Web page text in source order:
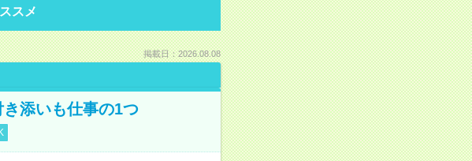
スメ
掲載日：2026.08.08
き添いも仕事の1つ